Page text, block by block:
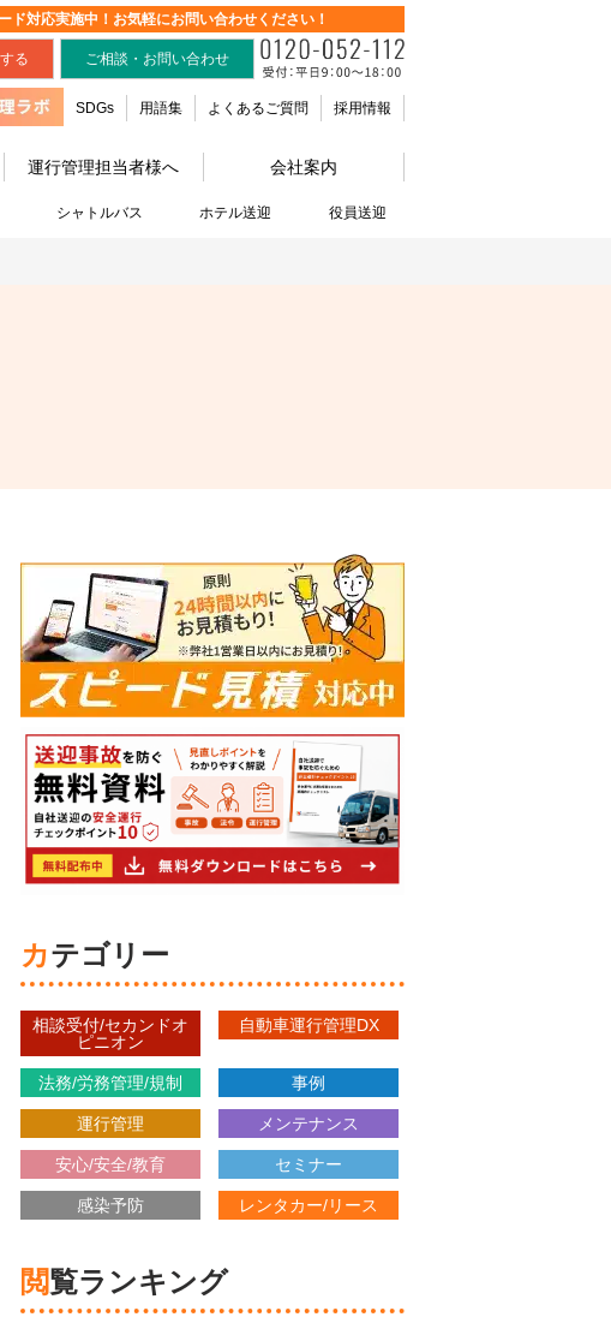
ド対応実施中！お気軽にお問い合わせください！
る ご相談・お問い合わせ
SDGs 用語集 よくあるご質問 採用情報
運行管理担当者様へ 会社案内
シャトルバス ホテル送迎 役員送迎
カテゴリー
相談受付/セカンドオ
ピニオン
自動車運行管理DX
法務/労務管理/規制 事例
運行管理 メンテナンス
安心/安全/教育 セミナー
感染予防 レンタカー/リース
閲覧ランキング